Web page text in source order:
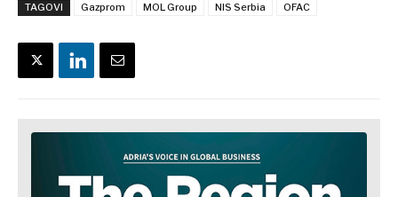
TAGOVI Gazprom MOL Group NIS Serbia OFAC